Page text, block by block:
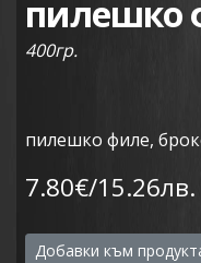
пилешко
400гр.
пилешко филе,
7.80€/15.26лв.
Добавки към